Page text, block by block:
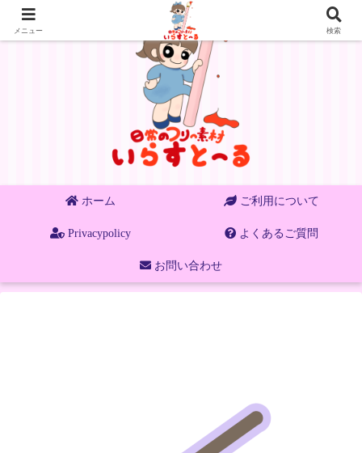
ホーム ご利用について
Privacypolicy よくあるご質問
お問い合わせ
メニュー 検索